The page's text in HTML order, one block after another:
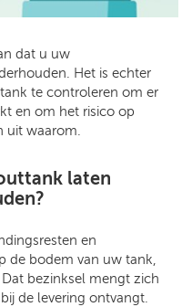
dat u uw
Het is echter
te controleren om er
en om het risico op
uit waarom.
laten
en
de bodem van uw tank,
bezinksel mengt zich
de levering ontvangt.